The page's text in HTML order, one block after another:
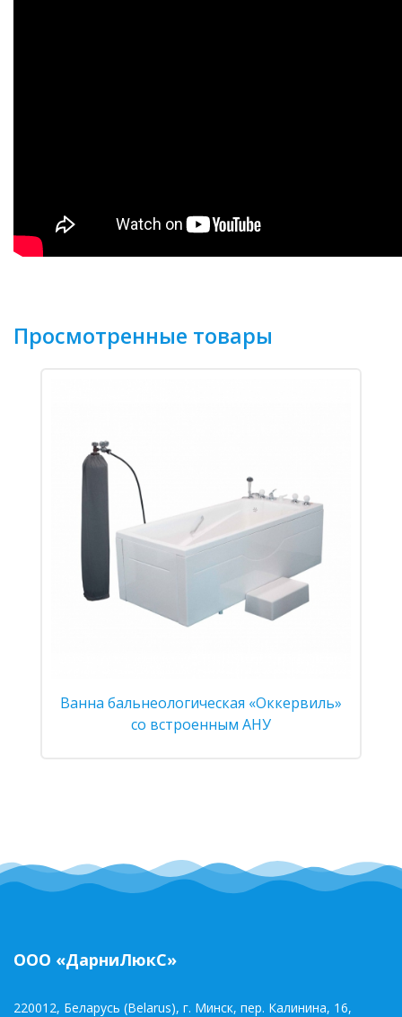
Просмотренные товары
Ванна бальнеологическая «Оккервиль»
со встроенным АНУ
ООО «ДарниЛюкС»
220012, Беларусь (Belarus), г. Минск, пер. Калинина, 16,